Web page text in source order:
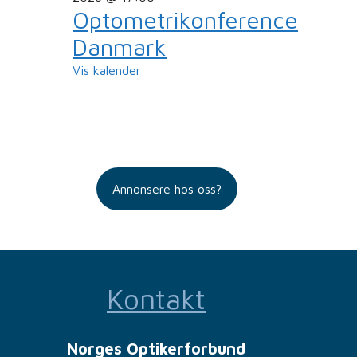
Optometrikonference
Danmark
Vis kalender
Annonsere hos oss?
Kontakt
Norges Optikerforbund